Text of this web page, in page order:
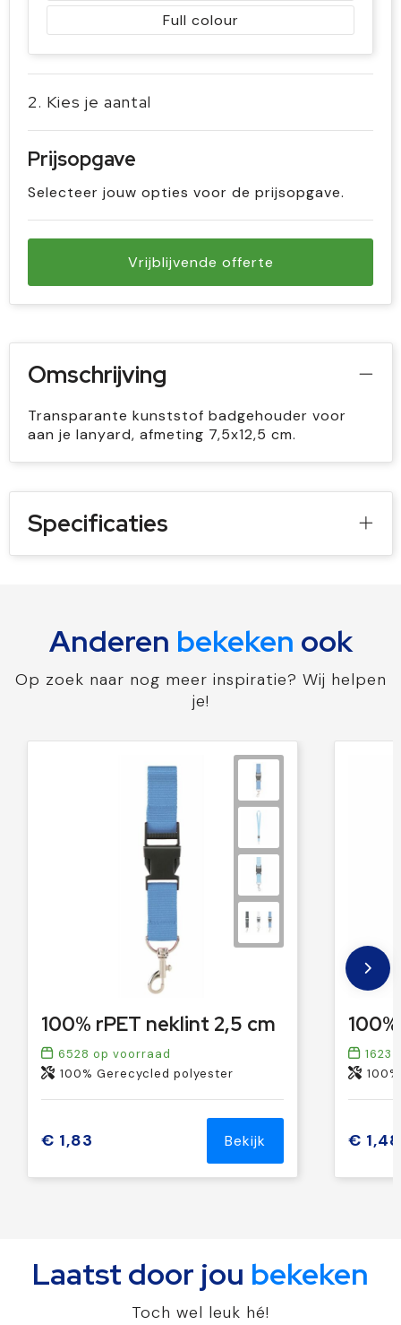
Full colour
2. Kies je aantal
Prijsopgave
Selecteer jouw opties voor de prijsopgave.
Vrijblijvende offerte
Omschrijving
Transparante kunststof badgehouder voor
aan je lanyard, afmeting 7,5x12,5 cm.
Specificaties
Anderen bekeken ook
Op zoek naar nog meer inspiratie? Wij helpen
je!
100% rPET neklint 2,5 cm
6528 op voorraad
100% Gerecycled polyester
€ 1,83 Bekijk
1623
€ 1,48
Laatst door jou bekeken
Toch wel leuk hé!